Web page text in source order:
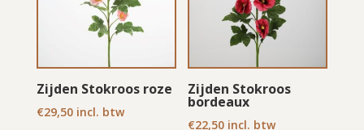
Zijden Stokroos roze
€29,50 incl. btw
Zijden Stokroos
bordeaux
€22,50 incl. btw